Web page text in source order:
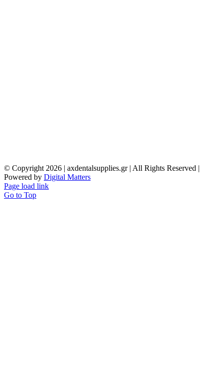
© Copyright 2026 | axdentalsupplies.gr | All Rights Reserved |
Powered by Digital Matters
Page load link
Go to Top